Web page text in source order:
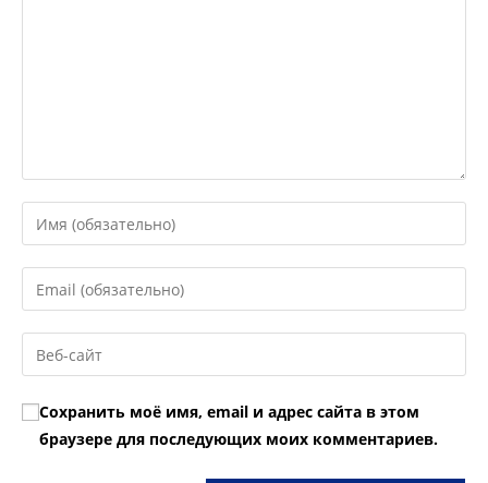
Введите
свое
имя
или
пользователя,
чтобы
прокомментировать
Введите
свой
email-
адрес,
прокомментировать
Введите
URL
вашего
веб-
сайта
Сохранить моё имя, email и адрес сайта в этом
браузере для последующих моих комментариев.